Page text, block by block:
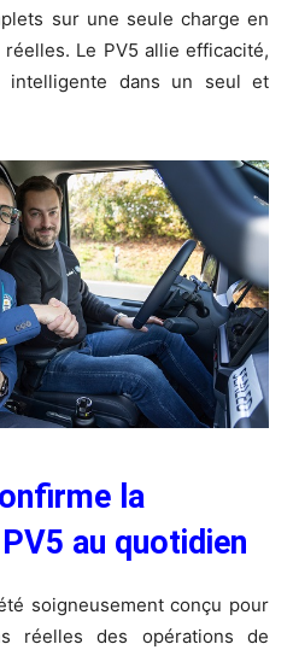
sur une seule charge en
Le PV5 allie efficacité,
intelligente dans un seul et
la
au quotidien
soigneusement conçu pour
réelles des opérations de